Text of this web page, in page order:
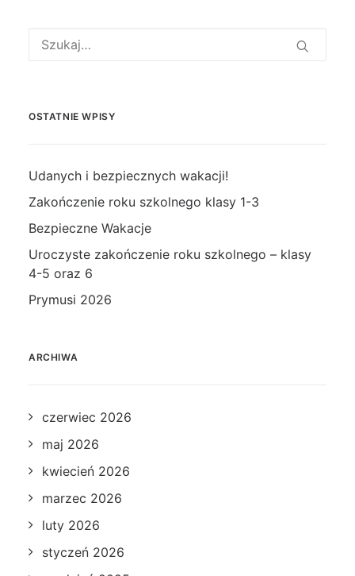
OSTATNIE WPISY
Udanych i bezpiecznych wakacji!
Zakończenie roku szkolnego klasy 1-3
Bezpieczne Wakacje
Uroczyste zakończenie roku szkolnego – klasy
4-5 oraz 6
Prymusi 2026
ARCHIWA
czerwiec 2026
maj 2026
kwiecień 2026
marzec 2026
luty 2026
styczeń 2026